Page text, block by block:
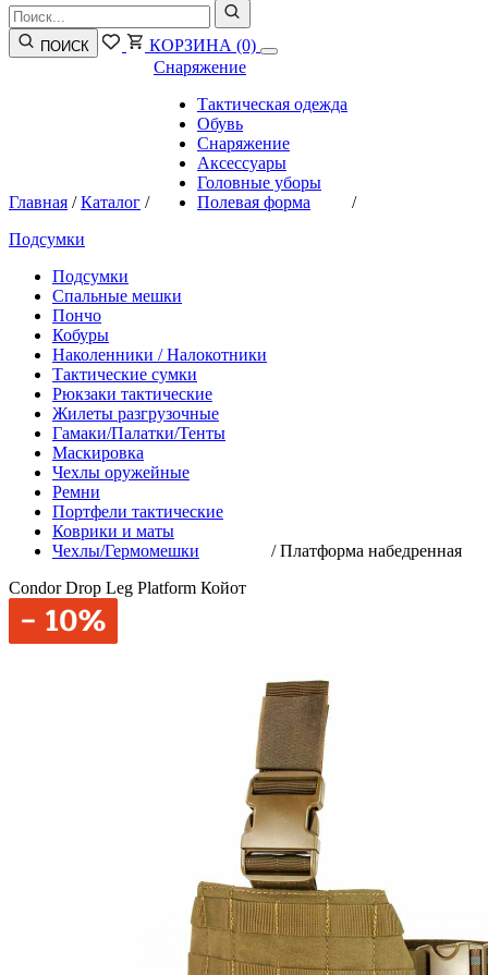
ПОИСК КОРЗИНА (0)
Главная /Каталог /
Снаряжение
Тактическая одежда
Обувь
Снаряжение
Аксессуары
Головные уборы
Полевая форма
/
Подсумки
Подсумки
Спальные мешки
Пончо
Кобуры
Наколенники / Налокотники
Тактические сумки
Рюкзаки тактические
Жилеты разгрузочные
Гамаки/Палатки/Тенты
Маскировка
Чехлы оружейные
Ремни
Портфели тактические
Коврики и маты
Чехлы/Гермомешки
/Платформа набедренная
Condor Drop Leg Platform Койот